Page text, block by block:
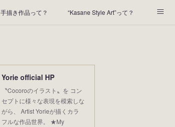
手描き作品って？ “Kasane Style Art”って？
Yorie official HP
〝Cocoroのイラスト〟を コン
セプトに様々な表現を模索しな
がら、 Artist Yorieが描くカラ
フルな作品世界。 ★My